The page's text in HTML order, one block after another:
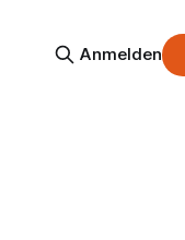
Anmelden